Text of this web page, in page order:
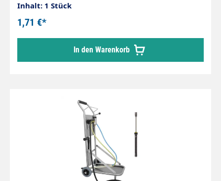
Inhalt: 1 Stück
1,71 €*
In den Warenkorb